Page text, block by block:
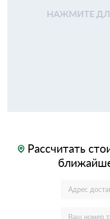
НАЖМИТЕ
Рассчитать